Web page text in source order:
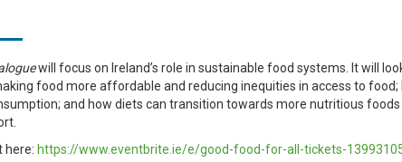
will focus on Ireland’s role in sustainable food systems. It will
food more affordable and reducing inequities in access to
and how diets can transition towards more nutritious
here: https://www.eventbrite.ie/e/good-food-for-all-tickets-